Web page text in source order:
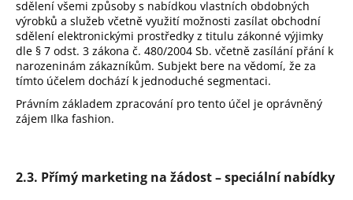
sdělení všemi způsoby s nabídkou vlastních obdobných
výrobků a služeb včetně využití možnosti zasílat obchodní
sdělení elektronickými prostředky z titulu zákonné výjimky
dle § 7 odst. 3 zákona č. 480/2004 Sb. včetně zasílání přání k
narozeninám zákazníkům. Subjekt bere na vědomí, že za
tímto účelem dochází k jednoduché segmentaci.
Právním základem zpracování pro tento účel je oprávněný
zájem Ilka fashion.
2.3. Přímý marketing na žádost – speciální nabídky